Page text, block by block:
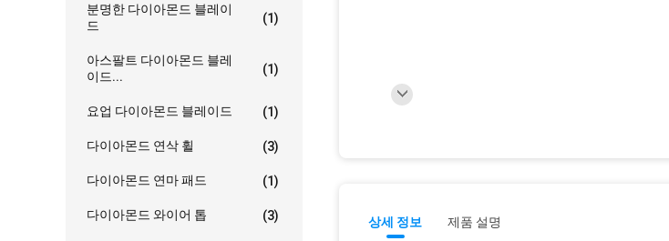
분명한 다이아몬드 블레이
드
(1)
아스팔트 다이아몬드 블레
이드...
(1)
요업 다이아몬드 블레이드 (1)
다이아몬드 연삭 휠 (3)
다이아몬드 연마 패드 (1)
다이아몬드 와이어 톱 (3) 상세 정보 제품 설명